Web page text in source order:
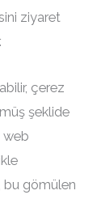
ziyaret
çerez
şeklide
web
bu gömülen